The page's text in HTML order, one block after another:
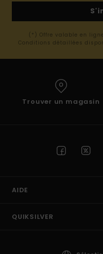
(*) Offre valable en
Conditions détaillées
Trouver un magasin
AIDE
QUIKSILVER